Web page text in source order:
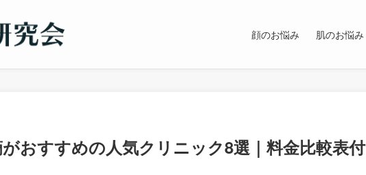
顔のお悩み 肌のお悩み
おすすめの人気クリニック8選｜料金比較表付